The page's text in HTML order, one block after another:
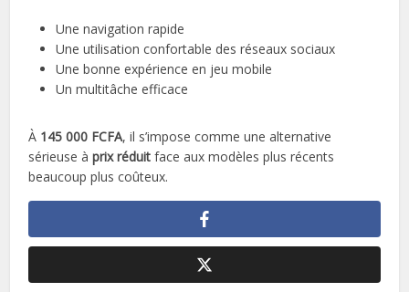
Une navigation rapide
Une utilisation confortable des réseaux sociaux
Une bonne expérience en jeu mobile
Un multitâche efficace
À 145 000 FCFA, il s’impose comme une alternative
sérieuse àprix réduit face aux modèles plus récents
beaucoup plus coûteux.